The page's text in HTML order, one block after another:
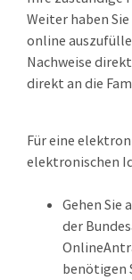
Weiter haben
online
Nachweise
direkt an die
Für eine
elektronischen
Gehen Sie
der
benötigen